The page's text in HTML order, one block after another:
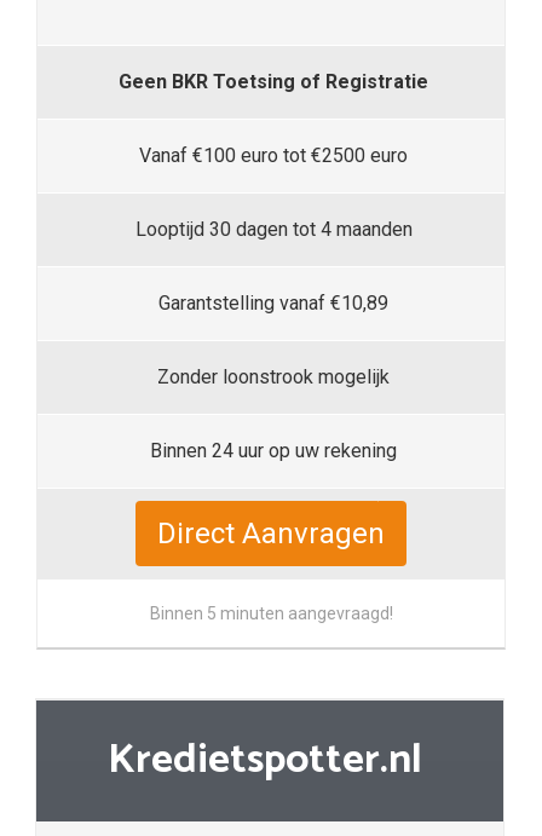
Geen BKR Toetsing of Registratie
Vanaf €100 euro tot €2500 euro
Looptijd 30 dagen tot 4 maanden
Garantstelling vanaf €10,89
Zonder loonstrook mogelijk
Binnen 24 uur op uw rekening
Direct Aanvragen
Binnen 5 minuten aangevraagd!
Kredietspotter.nl